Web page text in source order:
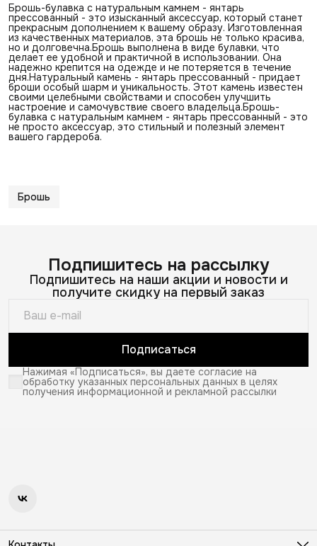
Брошь-булавка с натуральным камнем - янтарь
прессованный - это изысканный аксессуар, который станет
прекрасным дополнением к вашему образу. Изготовленная
из качественных материалов, эта брошь не только красива,
но и долговечна.Брошь выполнена в виде булавки, что
делает ее удобной и практичной в использовании. Она
надежно крепится на одежде и не потеряется в течение
дня.Натуральный камень - янтарь прессованный - придает
броши особый шарм и уникальность. Этот камень известен
своими целебными свойствами и способен улучшить
настроение и самочувствие своего владельца.Брошь-
булавка с натуральным камнем - янтарь прессованный - это
не просто аксессуар, это стильный и полезный элемент
вашего гардероба.
Брошь
Подпишитесь на рассылку
Подпишитесь на наши акции и новости и
получите скидку на первый заказ
Подписаться
Нажимая «Подписаться», вы даете согласие на
обработку указанных персональных данных в целях
получения информационной и рекламной рассылки